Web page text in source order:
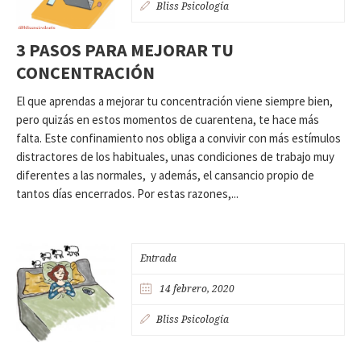
Bliss Psicología
3 PASOS PARA MEJORAR TU
CONCENTRACIÓN
El que aprendas a mejorar tu concentración viene siempre bien,
pero quizás en estos momentos de cuarentena, te hace más
falta. Este confinamiento nos obliga a convivir con más estímulos
distractores de los habituales, unas condiciones de trabajo muy
diferentes a las normales, y además, el cansancio propio de
tantos días encerrados. Por estas razones,...
Entrada
14 febrero, 2020
Bliss Psicología